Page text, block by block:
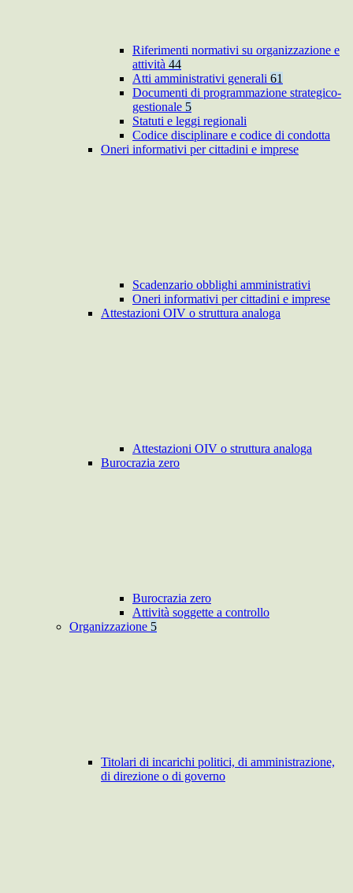
Riferimenti normativi su organizzazione e
attività 44
Atti amministrativi generali 61
Documenti di programmazione strategico-
gestionale 5
Statuti e leggi regionali
Codice disciplinare e codice di condotta
Oneri informativi per cittadini e imprese
Scadenzario obblighi amministrativi
Oneri informativi per cittadini e imprese
Attestazioni OIV o struttura analoga
Attestazioni OIV o struttura analoga
Burocrazia zero
Burocrazia zero
Attività soggette a controllo
Organizzazione 5
Titolari di incarichi politici, di amministrazione,
di direzione o di governo